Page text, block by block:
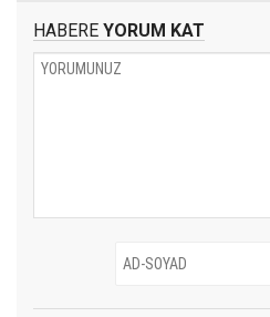
HABERE YORUM KAT